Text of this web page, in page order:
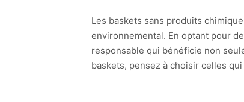
Les baskets sans produits
environnemental. En optant pour
responsable qui bénéficie non
baskets, pensez à choisir celles